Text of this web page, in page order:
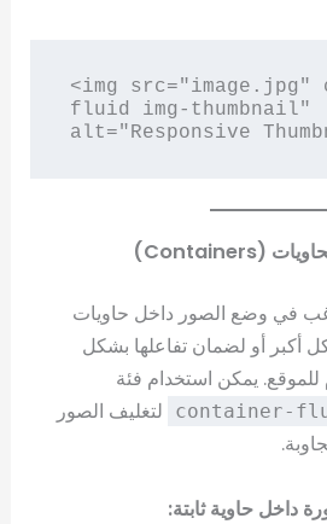
<img src="image.jpg"
fluid img-thumbnail"
في وضع الصور داخل حاويات
أكبر أو لضمان تفاعلها بشكل
يمكن استخدام فئة
container-
لتغليف الصور
داخل حاوية ثابتة: